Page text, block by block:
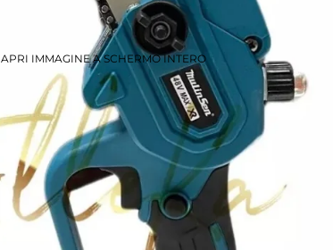
APRI IMMAGINE A SCHERMO INTERO